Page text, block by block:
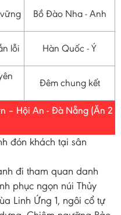
Bồ Đào Nha - Anh
lỗi Hàn Quốc - Ý
Đêm chung kết
– Hội An - Đà Nẵng (Ăn 2
đón khách tại sân
đi tham quan danh
phục ngọn núi Thủy
Linh Ứng 1, ngôi cổ tự